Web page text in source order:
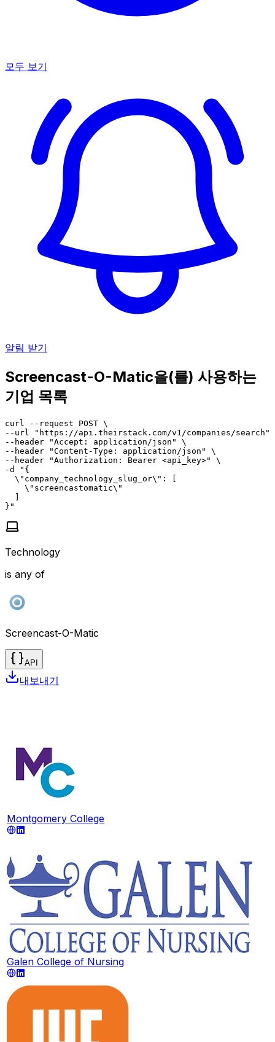
모두 보기
알림 받기
Screencast-O-Matic을(를) 사용하는
기업 목록
curl --request POST \
--url "https://api.theirstack.com/v1/companies/search"
--header "Accept: application/json" \
--header "Content-Type: application/json" \
--header "Authorization: Bearer <api_key>" \
-d "{
  \"company_technology_slug_or\": [
    \"screencastomatic\"
  ]
}"
Technology
is any of
Screencast-O-Matic
API
내보내기
Montgomery College
Galen College of Nursing